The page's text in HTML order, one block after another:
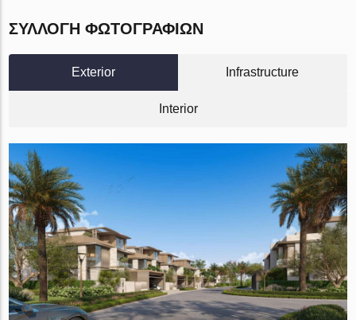
ΣΥΛΛΟΓΉ ΦΩΤΟΓΡΑΦΙΏΝ
Exterior Infrastructure
Interior